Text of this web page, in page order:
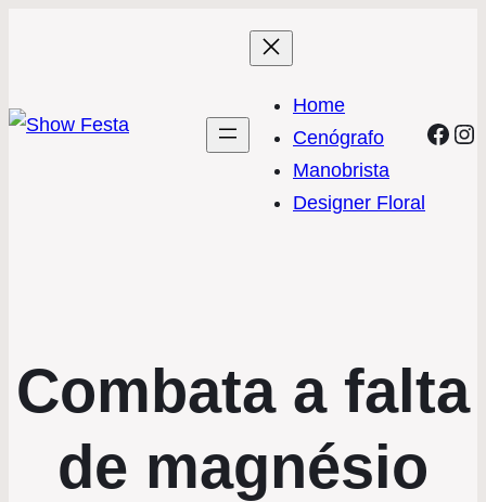
Home
Cenógrafo
Manobrista
Designer Floral
Combata a falta
de magnésio